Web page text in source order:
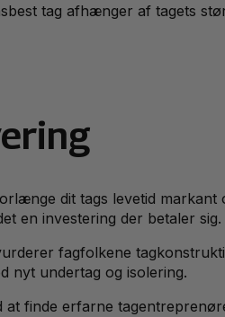
tag afhænger af tagets
dit tags levetid
en investering der betaler sig.
fagfolkene
nyt undertag og isolering.
at finde erfarne